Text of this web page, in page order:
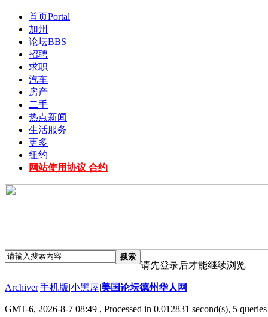
首页Portal
加州
论坛BBS
招聘
求职
汽车
房产
二手
热点新闻
生活服务
更多
纽约
网站使用协议 合约
搜索
请先登录后才能继续浏览
Archiver|手机版|小黑屋|美国论坛德州华人网
GMT-6, 2026-8-7 08:49 , Processed in 0.012831 second(s), 5